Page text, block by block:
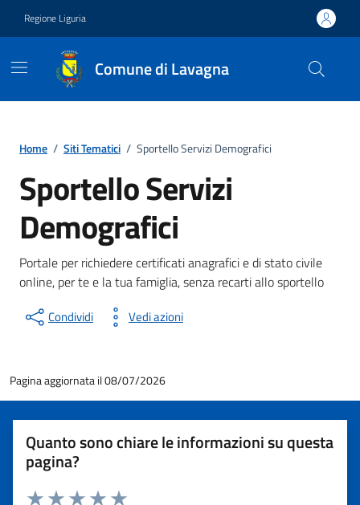
Regione Liguria
Comune di Lavagna
Home / Siti Tematici / Sportello Servizi Demografici
Sportello Servizi
Demografici
Portale per richiedere certificati anagrafici e di stato civile
online, per te e la tua famiglia, senza recarti allo sportello
Condividi Vedi azioni
Pagina aggiornata il 08/07/2026
Quanto sono chiare le informazioni su questa
pagina?